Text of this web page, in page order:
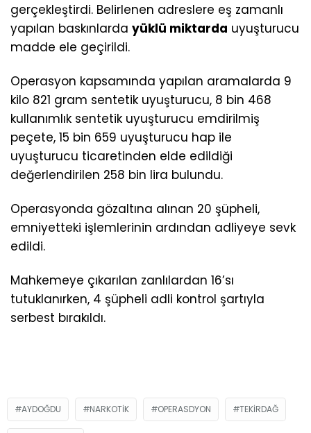
gerçekleştirdi. Belirlenen adreslere eş zamanlı
yapılan baskınlarda yüklü miktarda uyuşturucu
madde ele geçirildi.
Operasyon kapsamında yapılan aramalarda 9
kilo 821 gram sentetik uyuşturucu, 8 bin 468
kullanımlık sentetik uyuşturucu emdirilmiş
peçete, 15 bin 659 uyuşturucu hap ile
uyuşturucu ticaretinden elde edildiği
değerlendirilen 258 bin lira bulundu.
Operasyonda gözaltına alınan 20 şüpheli,
emniyetteki işlemlerinin ardından adliyeye sevk
edildi.
Mahkemeye çıkarılan zanlılardan 16’sı
tutuklanırken, 4 şüpheli adli kontrol şartıyla
serbest bırakıldı.
AYDOĞDU NARKOTIK OPERASDYON TEKIRDAĞ